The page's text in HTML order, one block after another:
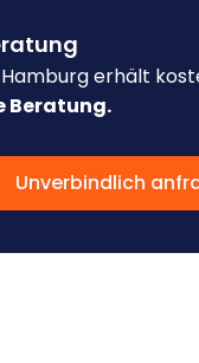
erhält
Beratung.
Unverbindlich